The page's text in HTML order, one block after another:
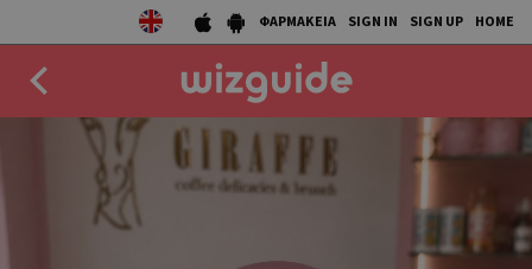
ΦΑΡΜΑΚΕΙΑ SIGN IN SIGN UP HOME